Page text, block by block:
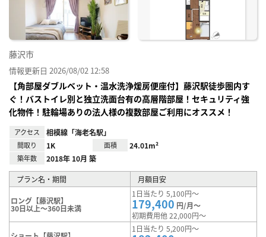
藤沢市
情報更新日 2026/08/02 12:58
【角部屋ダブルベット・温水洗浄煖房便座付】藤沢駅徒歩圏内す
ぐ！バストイレ別と独立洗面台有の高層階部屋！セキュリティ強
化物件！駐輪場ありの法人様の複数部屋ご利用にオススメ！
アクセス 相模線「海老名駅」
間取り 1K 面積 24.01m²
築年数 2018年 10月 築
プラン名・期間 月額目安
ロング【藤沢駅】
30日以上～360日未満
1日当たり 5,100円～
179,400 円/月～
初期費用他 22,000円～
1日当たり 5,200円～